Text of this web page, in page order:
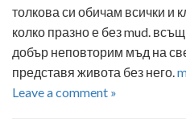
толкова си обичам всички и
колко празно е без mud.
добър неповторим мъд на
представя живота без него.
Leave a comment »